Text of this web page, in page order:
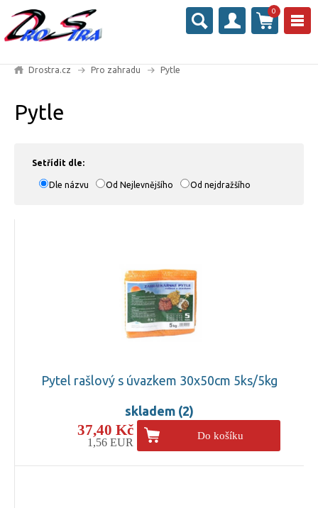
0
Drostra.cz Pro zahradu Pytle
Pytle
Setřídit dle:
Dle názvu Od Nejlevnějšího Od nejdražšího
Pytel rašlový s úvazkem 30x50cm 5ks/5kg
skladem (2)
37,40 Kč
1,56 EUR
Do košíku